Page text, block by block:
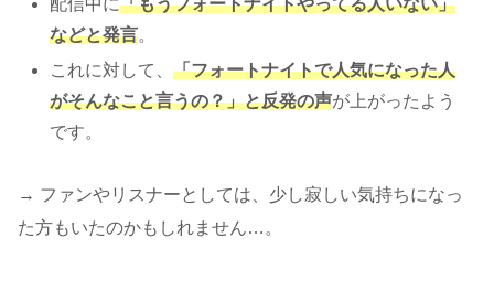
配信中に「もうフォートナイトやってる人いない」
などと発言。
これに対して、「フォートナイトで人気になった人
がそんなこと言うの？」と反発の声が上がったよう
です。
→ ファンやリスナーとしては、少し寂しい気持ちになっ
た方もいたのかもしれません…。